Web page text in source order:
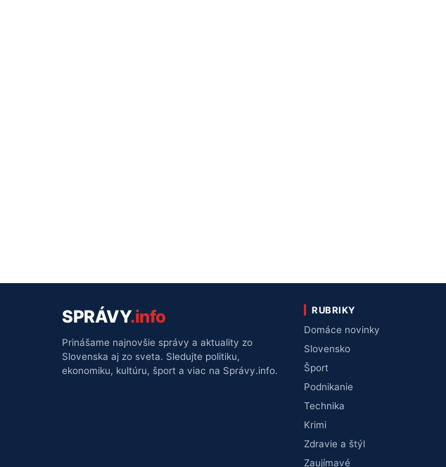
SPRÁVY.info
Prinášame najnovšie správy a aktuality zo
Slovenska aj zo sveta. Sledujte politiku,
ekonomiku, kultúru, šport a viac na Správy.info.
RUBRIKY
Domáce novinky
Slovensko
Šport
Podnikanie
Technika
Krimi
Zdravie a štýl
Zaujímavé